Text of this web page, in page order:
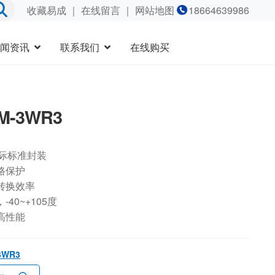
收藏易成｜ 在线留言｜ 网站地图 18664639986
资讯 联系我们 在线购买
3WR3
标准封装
保护
换效率
-40~+105度
性能